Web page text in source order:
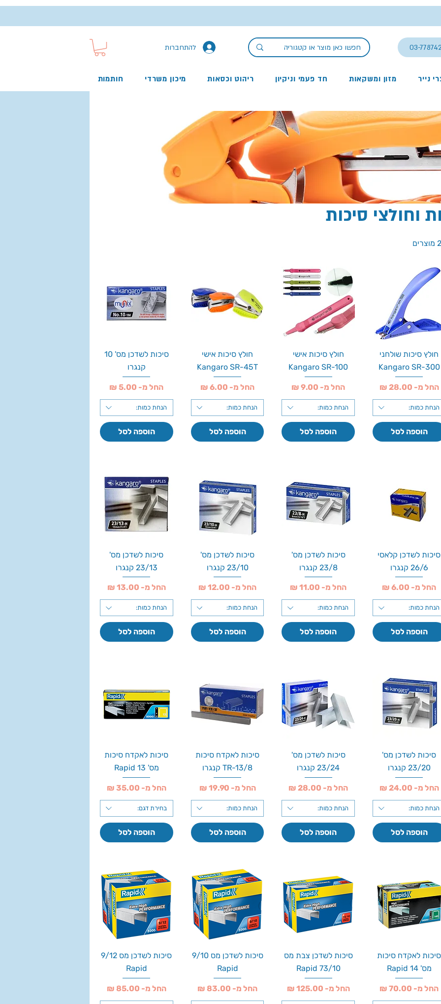
להתחברות 03-
נייר מזון ומשקאות חד פעמי וניקיון ריהוט וכסאות מיכון משרדי חותמות
וחולצי סיכות
חולץ סיכות שולחני
Kangaro SR-300
החל מ-
מחיר מבצע
הנחת כמות:
הוספה לסל
חולץ סיכות אישי
Kangaro SR-100
החל מ-
מחיר מבצע
הנחת כמות:
הוספה לסל
חולץ סיכות אישי
Kangaro SR-45T
החל מ-
מחיר מבצע
הנחת כמות:
הוספה לסל
סיכות לשדכן מס' 10
קנגרו
החל מ-
מחיר מבצע
הנחת כמות:
הוספה לסל
סיכות לשדכן קלאסי
26/6 קנגרו
החל מ-
מחיר מבצע
הנחת כמות:
הוספה לסל
סיכות לשדכן מס'
23/8 קנגרו
החל מ-
מחיר מבצע
הנחת כמות:
הוספה לסל
סיכות לשדכן מס'
23/10 קנגרו
החל מ-
מחיר מבצע
הנחת כמות:
הוספה לסל
סיכות לשדכן מס'
23/13 קנגרו
החל מ-
מחיר מבצע
הנחת כמות:
הוספה לסל
סיכות לשדכן מס'
23/20 קנגרו
החל מ-
מחיר מבצע
הנחת כמות:
הוספה לסל
סיכות לשדכן מס'
23/24 קנגרו
החל מ-
מחיר מבצע
הנחת כמות:
הוספה לסל
סיכות לאקדח סיכות
TR-13/8 קנגרו
החל מ-
מחיר מבצע
הנחת כמות:
הוספה לסל
סיכות לאקדח סיכות
מס' 13 Rapid
החל מ-
מחיר מבצע
בחירת דגם:
הוספה לסל
סיכות לאקדח סיכות
מס' 14 Rapid
החל מ-
מחיר מבצע
סיכות לשדכן צבת מס
73/10 Rapid
החל מ-
מחיר מבצע
סיכות לשדכן מס 9/10
Rapid
החל מ-
מחיר מבצע
סיכות לשדכן מס 9/12
Rapid
החל מ-
מחיר מבצע